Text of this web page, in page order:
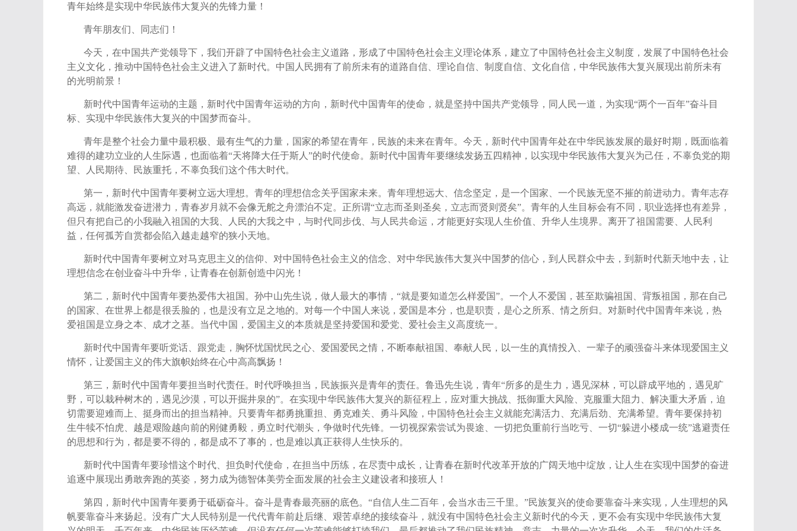
青年始终是实现中华民族伟大复兴的先锋力量！
青年朋友们、同志们！
今天，在中国共产党领导下，我们开辟了中国特色社会主义道路，形成了中国特色社会主义理论体系，建立了中国特色社会主义制度，发展了中国特色社会
主义文化，推动中国特色社会主义进入了新时代。中国人民拥有了前所未有的道路自信、理论自信、制度自信、文化自信，中华民族伟大复兴展现出前所未有
的光明前景！
新时代中国青年运动的主题，新时代中国青年运动的方向，新时代中国青年的使命，就是坚持中国共产党领导，同人民一道，为实现“两个一百年”奋斗目
标、实现中华民族伟大复兴的中国梦而奋斗。
青年是整个社会力量中最积极、最有生气的力量，国家的希望在青年，民族的未来在青年。今天，新时代中国青年处在中华民族发展的最好时期，既面临着
难得的建功立业的人生际遇，也面临着“天将降大任于斯人”的时代使命。新时代中国青年要继续发扬五四精神，以实现中华民族伟大复兴为己任，不辜负党的期
望、人民期待、民族重托，不辜负我们这个伟大时代。
第一，新时代中国青年要树立远大理想。青年的理想信念关乎国家未来。青年理想远大、信念坚定，是一个国家、一个民族无坚不摧的前进动力。青年志存
高远，就能激发奋进潜力，青春岁月就不会像无舵之舟漂泊不定。正所谓“立志而圣则圣矣，立志而贤则贤矣”。青年的人生目标会有不同，职业选择也有差异，
但只有把自己的小我融入祖国的大我、人民的大我之中，与时代同步伐、与人民共命运，才能更好实现人生价值、升华人生境界。离开了祖国需要、人民利
益，任何孤芳自赏都会陷入越走越窄的狭小天地。
新时代中国青年要树立对马克思主义的信仰、对中国特色社会主义的信念、对中华民族伟大复兴中国梦的信心，到人民群众中去，到新时代新天地中去，让
理想信念在创业奋斗中升华，让青春在创新创造中闪光！
第二，新时代中国青年要热爱伟大祖国。孙中山先生说，做人最大的事情，“就是要知道怎么样爱国”。一个人不爱国，甚至欺骗祖国、背叛祖国，那在自己
的国家、在世界上都是很丢脸的，也是没有立足之地的。对每一个中国人来说，爱国是本分，也是职责，是心之所系、情之所归。对新时代中国青年来说，热
爱祖国是立身之本、成才之基。当代中国，爱国主义的本质就是坚持爱国和爱党、爱社会主义高度统一。
新时代中国青年要听党话、跟党走，胸怀忧国忧民之心、爱国爱民之情，不断奉献祖国、奉献人民，以一生的真情投入、一辈子的顽强奋斗来体现爱国主义
情怀，让爱国主义的伟大旗帜始终在心中高高飘扬！
第三，新时代中国青年要担当时代责任。时代呼唤担当，民族振兴是青年的责任。鲁迅先生说，青年“所多的是生力，遇见深林，可以辟成平地的，遇见旷
野，可以栽种树木的，遇见沙漠，可以开掘井泉的”。在实现中华民族伟大复兴的新征程上，应对重大挑战、抵御重大风险、克服重大阻力、解决重大矛盾，迫
切需要迎难而上、挺身而出的担当精神。只要青年都勇挑重担、勇克难关、勇斗风险，中国特色社会主义就能充满活力、充满后劲、充满希望。青年要保持初
生牛犊不怕虎、越是艰险越向前的刚健勇毅，勇立时代潮头，争做时代先锋。一切视探索尝试为畏途、一切把负重前行当吃亏、一切“躲进小楼成一统”逃避责任
的思想和行为，都是要不得的，都是成不了事的，也是难以真正获得人生快乐的。
新时代中国青年要珍惜这个时代、担负时代使命，在担当中历练，在尽责中成长，让青春在新时代改革开放的广阔天地中绽放，让人生在实现中国梦的奋进
追逐中展现出勇敢奔跑的英姿，努力成为德智体美劳全面发展的社会主义建设者和接班人！
第四，新时代中国青年要勇于砥砺奋斗。奋斗是青春最亮丽的底色。“自信人生二百年，会当水击三千里。”民族复兴的使命要靠奋斗来实现，人生理想的风
帆要靠奋斗来扬起。没有广大人民特别是一代代青年前赴后继、艰苦卓绝的接续奋斗，就没有中国特色社会主义新时代的今天，更不会有实现中华民族伟大复